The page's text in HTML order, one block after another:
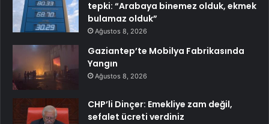
tepki: “Arabaya binemez olduk, ekmek
bulamaz olduk”
Ağustos 8, 2026
Gaziantep’te Mobilya Fabrikasında
Yangın
Ağustos 8, 2026
CHP’li Dinçer: Emekliye zam değil,
sefalet ücreti verdiniz